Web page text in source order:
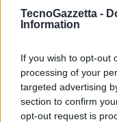
TecnoGazzetta -
Information
If you wish to opt-out
processing of your
targeted advertising
section to confirm
opt-out request is
pic.twitter.com/
— italysmart